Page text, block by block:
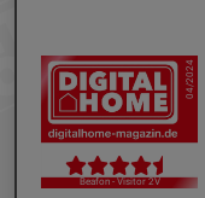
04/2024
Beafon - Visitor 2V